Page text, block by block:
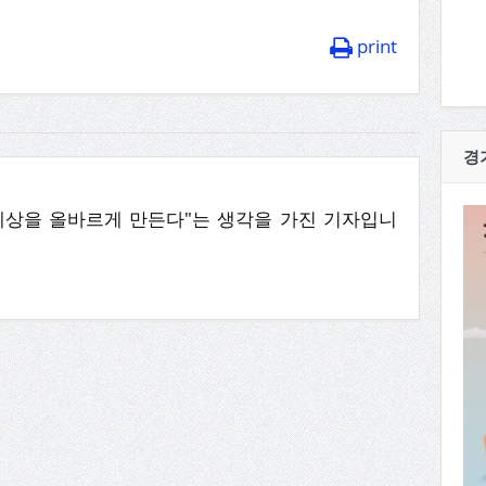
print
을 올바르게 만든다"는 생각을 가진 기자입니
경